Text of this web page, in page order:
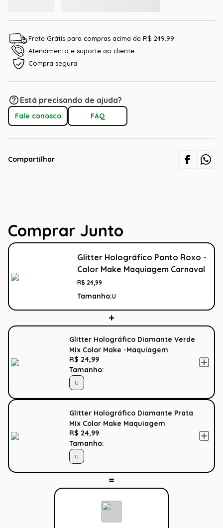
Frete Grátis para compras acima de R$ 249,99
Atendimento e suporte ao cliente
Compra segura
Está precisando de ajuda?
Fale conosco FAQ
Compartilhar
Comprar Junto
Glitter Holográfico Ponto Roxo -
Color Make Maquiagem Carnaval
R$ 24,99
Tamanho:U
Glitter Holográfico Diamante Verde
Mix Color Make -Maquiagem
Carnaval
R$ 24,99
Tamanho:
U
Glitter Holográfico Diamante Prata
Mix Color Make Maquiagem
Carnaval
R$ 24,99
Tamanho:
U